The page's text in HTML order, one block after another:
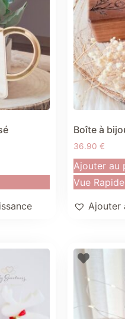
Boîte à
36.90€
Ajouter au
Vue Rapide
Ajouter